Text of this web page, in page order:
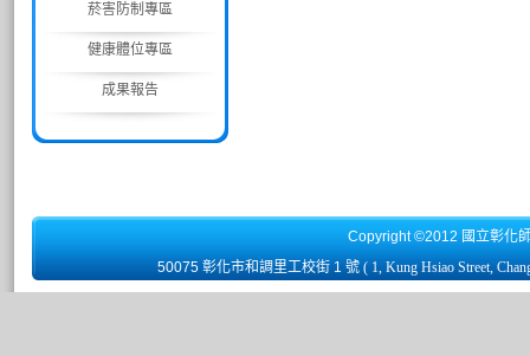
菸害防制專區
健康體位專區
成果報告
Copyright ©2012 國立彰化
50075 彰化市和調里工校街 1 號 ( 1, Kung Hsiao Street,